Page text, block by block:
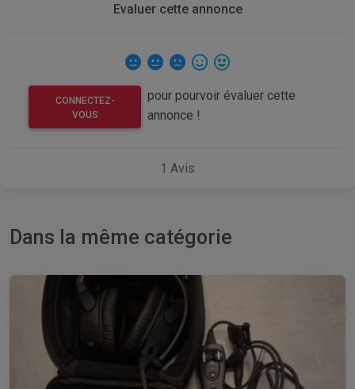
Evaluer cette annonce
CONNECTEZ-
VOUS
pour pourvoir évaluer cette
annonce !
1 Avis
Dans la même catégorie